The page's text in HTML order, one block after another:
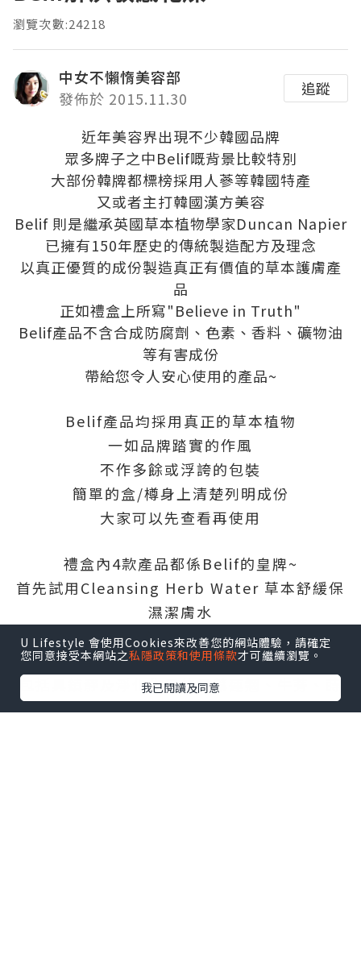
瀏覽次數:24218
中女不懶惰美容部
發佈於 2015.11.30
追蹤
近年美容界出現不少韓國品牌
眾多牌子之中Belif嘅背景比較特別
大部份韓牌都標榜採用人蔘等韓國特產
又或者主打韓國漢方美容
Belif 則是繼承英國草本植物學家Duncan Napier
已擁有150年歷史的傳統製造配方及理念
以真正優質的成份製造真正有價值的草本護膚產
品
正如禮盒上所寫"Believe in Truth"
Belif產品不含合成防腐劑、色素、香料、礦物油
等有害成份
帶給您令人安心使用的產品~
Belif產品均採用真正的草本植物
一如品牌踏實的作風
不作多餘或浮誇的包裝
簡單的盒/樽身上清楚列明成份
大家可以先查看再使用
禮盒內4款產品都係Belif的皇牌~
首先試用Cleansing Herb Water 草本舒緩保
濕潔膚水
HK$230/200ml
含水溶性保濕成份及3種芳草茶複合物
包括具鎮靜及淨化作用的貫葉連翹、牛蒡、蒔
蘿
U Lifestyle 會使用Cookies來改善您的網站體驗，請確定
您同意接受本網站之私隱政策和使用條款才可繼續瀏覽。
我已閱讀及同意